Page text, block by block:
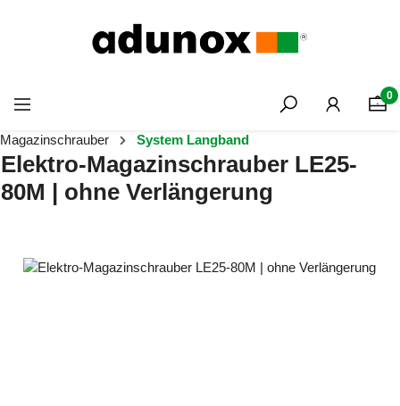
0
Magazinschrauber System Langband
Elektro-Magazinschrauber LE25-
80M | ohne Verlängerung
Bildergalerie überspringen